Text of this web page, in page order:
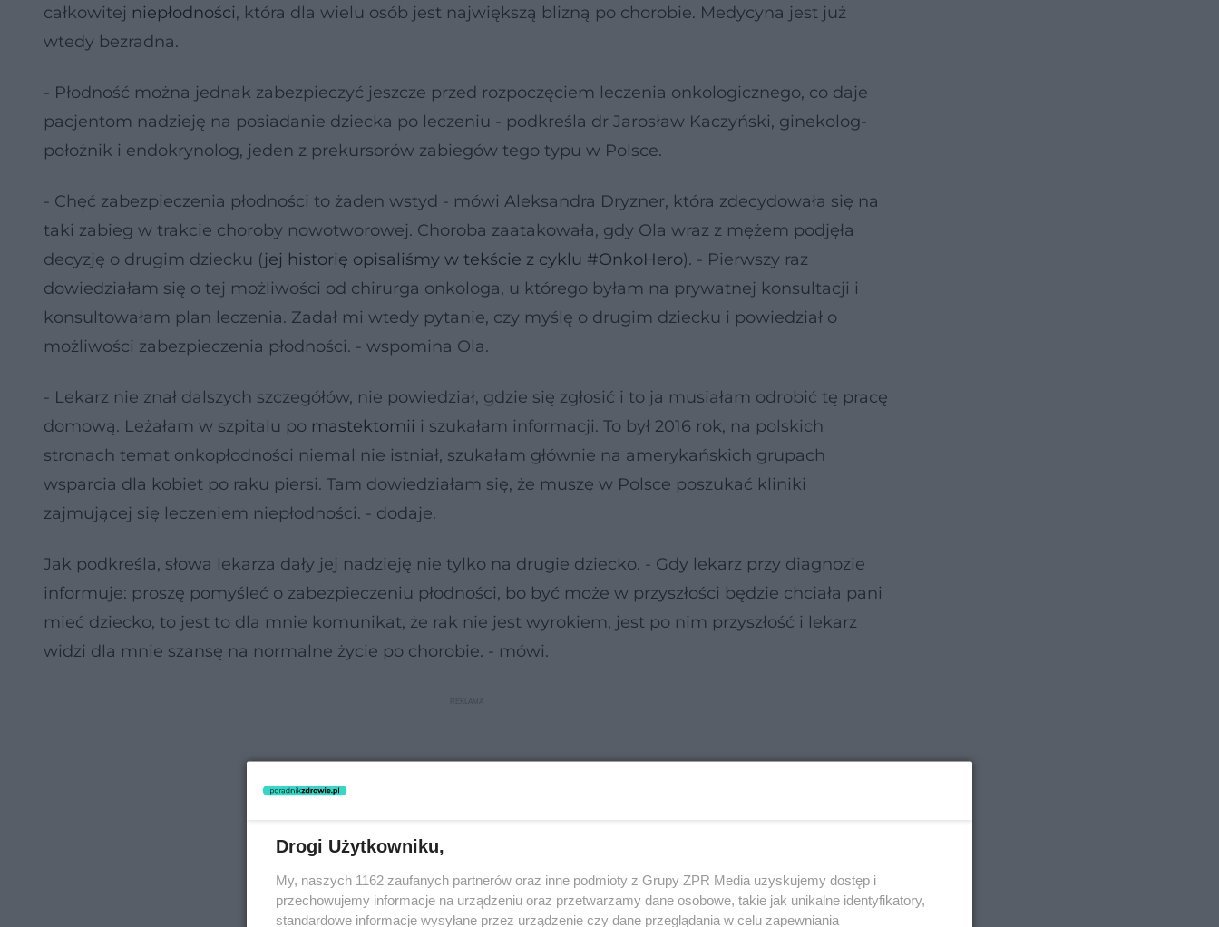
całkowitej niepłodności, która dla wielu osób jest największą blizną po chorobie. Medycyna jest już
wtedy bezradna.
- Płodność można jednak zabezpieczyć jeszcze przed rozpoczęciem leczenia onkologicznego, co daje
pacjentom nadzieję na posiadanie dziecka po leczeniu - podkreśla dr Jarosław Kaczyński, ginekolog-
położnik i endokrynolog, jeden z prekursorów zabiegów tego typu w Polsce.
- Chęć zabezpieczenia płodności to żaden wstyd - mówi Aleksandra Dryzner, która zdecydowała się na
taki zabieg w trakcie choroby nowotworowej. Choroba zaatakowała, gdy Ola wraz z mężem podjęła
decyzję o drugim dziecku (jej historię opisaliśmy w tekście z cyklu #OnkoHero). - Pierwszy raz
dowiedziałam się o tej możliwości od chirurga onkologa, u którego byłam na prywatnej konsultacji i
konsultowałam plan leczenia. Zadał mi wtedy pytanie, czy myślę o drugim dziecku i powiedział o
możliwości zabezpieczenia płodności. - wspomina Ola.
- Lekarz nie znał dalszych szczegółów, nie powiedział, gdzie się zgłosić i to ja musiałam odrobić tę pracę
domową. Leżałam w szpitalu po mastektomii i szukałam informacji. To był 2016 rok, na polskich
stronach temat onkopłodności niemal nie istniał, szukałam głównie na amerykańskich grupach
wsparcia dla kobiet po raku piersi. Tam dowiedziałam się, że muszę w Polsce poszukać kliniki
zajmującej się leczeniem niepłodności. - dodaje.
Jak podkreśla, słowa lekarza dały jej nadzieję nie tylko na drugie dziecko. - Gdy lekarz przy diagnozie
informuje: proszę pomyśleć o zabezpieczeniu płodności, bo być może w przyszłości będzie chciała pani
mieć dziecko, to jest to dla mnie komunikat, że rak nie jest wyrokiem, jest po nim przyszłość i lekarz
widzi dla mnie szansę na normalne życie po chorobie. - mówi.
Drogi Użytkowniku,
My, naszych 1162 zaufanych partnerów oraz inne podmioty z Grupy ZPR Media uzyskujemy dostęp i
przechowujemy informacje na urządzeniu oraz przetwarzamy dane osobowe, takie jak unikalne identyfikatory,
standardowe informacje wysyłane przez urządzenie czy dane przeglądania w celu zapewniania